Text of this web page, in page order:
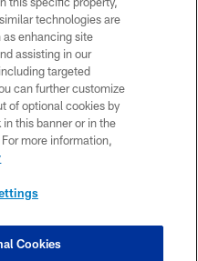
Company LLC
US
technologies are
as enhancing site
assisting in our
targeted
can further customize
of optional cookies by
this banner or in the
more information,
Cookies